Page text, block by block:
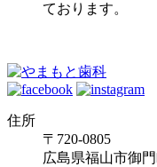
ております。
住所
〒720-0805
広島県福山市御